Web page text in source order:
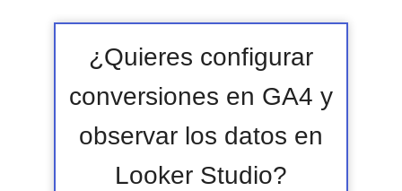
¿Quieres configurar
conversiones en GA4 y
observar los datos en
Looker Studio?